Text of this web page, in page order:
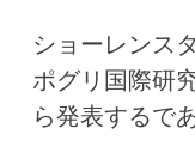
ショーレンス
ポグリ国際研
ら発表するで